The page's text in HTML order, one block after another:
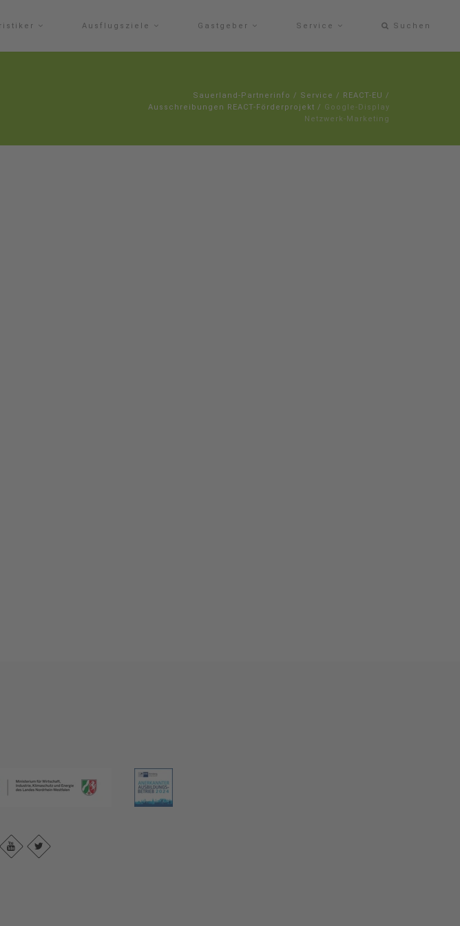
Ausflugsziele Gastgeber Service Suchen
Sauerland-Partnerinfo / Service / REACT-EU /
Ausschreibungen REACT-Förderprojekt / Google-Display
Netzwerk-Marketing